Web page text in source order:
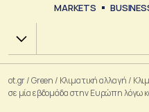
MARKETS
Χ.Α.
ot.gr/Green / Κλιματική αλλαγή /
σε μία εβδομάδα στην Ευρώπη λόγω